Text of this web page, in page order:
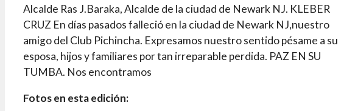
Alcalde Ras J.Baraka, Alcalde de la ciudad de Newark NJ. KLEBER
CRUZ En días pasados falleció en la ciudad de Newark NJ,nuestro
amigo del Club Pichincha. Expresamos nuestro sentido pésame a su
esposa, hijos y familiares por tan irreparable perdida. PAZ EN SU
TUMBA. Nos encontramos
Fotos en esta edición: